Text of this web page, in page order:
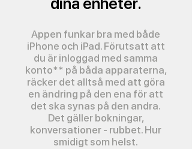
Appen funkar bra med både
iPhone och iPad. Förutsatt att
du är inloggad med samma
konto** på båda apparaterna,
räcker det alltså med att göra
en ändring på den ena för att
det ska synas på den andra.
Det gäller bokningar,
konversationer - rubbet. Hur
smidigt som helst.